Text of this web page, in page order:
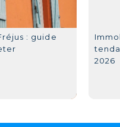
: guide
2026